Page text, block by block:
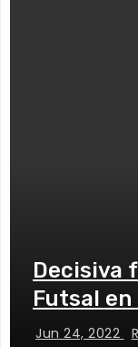
Decisiva
Futsal
Jun 24, 2022